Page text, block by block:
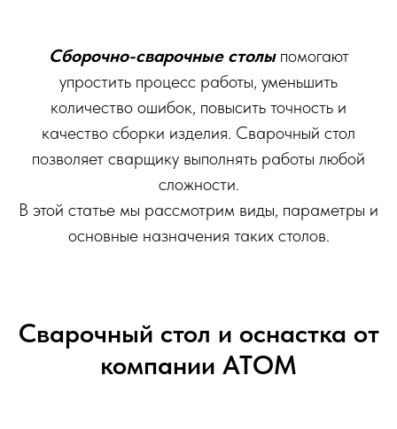
Сборочно-сварочные столыпомогают
упростить процесс работы, уменьшить
количество ошибок, повысить точность и
качество сборки изделия. Сварочный стол
позволяет сварщику выполнять работы любой
сложности.
В этой статье мы рассмотрим виды, параметры и
основные назначения таких столов.
Сварочный стол и оснастка от
компании АТОМ